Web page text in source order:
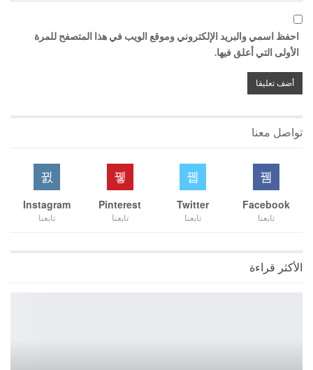
احفظ اسمي والبريد الإلكتروني وموقع الويب في هذا المتصفح للمرة
الأولى التي أعلق فيها.
تواصل معنا
Facebook
تابعنا
Twitter
تابعنا
Pinterest
تابعنا
Instagram
تابعنا
الأكثر قراءة